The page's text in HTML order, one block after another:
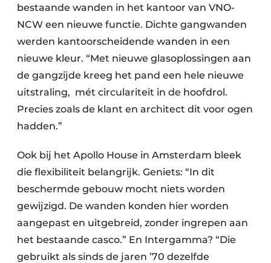
bestaande wanden in het kantoor van VNO-
NCW een nieuwe functie. Dichte gangwanden
werden kantoorscheidende wanden in een
nieuwe kleur. “Met nieuwe glasoplossingen aan
de gangzijde kreeg het pand een hele nieuwe
uitstraling, mét circulariteit in de hoofdrol.
Precies zoals de klant en architect dit voor ogen
hadden.”
Ook bij het Apollo House in Amsterdam bleek
die flexibiliteit belangrijk. Geniets: “In dit
beschermde gebouw mocht niets worden
gewijzigd. De wanden konden hier worden
aangepast en uitgebreid, zonder ingrepen aan
het bestaande casco.” En Intergamma? “Die
gebruikt als sinds de jaren ’70 dezelfde